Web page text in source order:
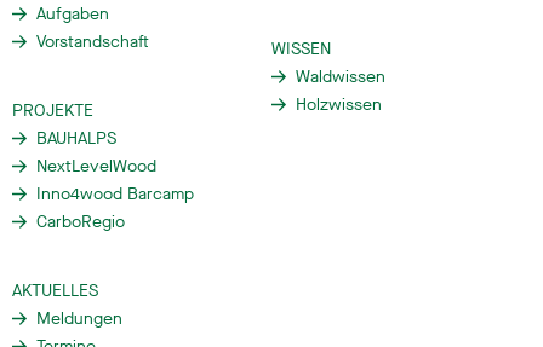
Aufgaben
Vorstandschaft
WISSEN
Waldwissen
Holzwissen
PROJEKTE
BAUHALPS
NextLevelWood
Inno4wood Barcamp
CarboRegio
AKTUELLES
Meldungen